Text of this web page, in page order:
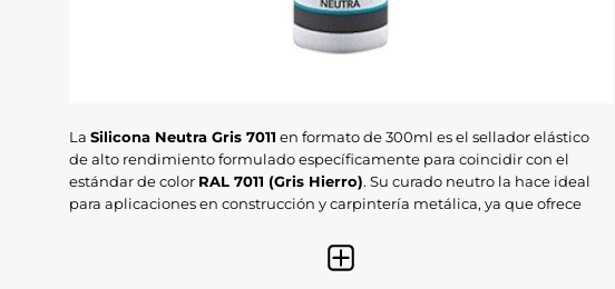
La Silicona Neutra Gris 7011 en formato de 300ml es el sellador elástico
de alto rendimiento formulado específicamente para coincidir con el
estándar de color RAL 7011 (Gris Hierro). Su curado neutro la hace ideal
para aplicaciones en construcción y carpintería metálica, ya que ofrece
en lacados delicados, proporcionando un acabado estético impecable y